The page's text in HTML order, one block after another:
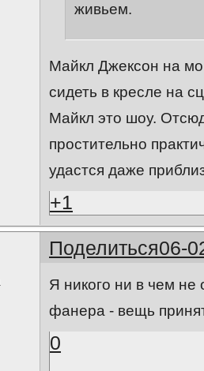
живьем.
Майкл Джексон на
сидеть в кресле на
Майкл это шоу.
простительно
удастся даже
+1
Поделиться06-
Я никого ни в чем не
фанера - вещь
0